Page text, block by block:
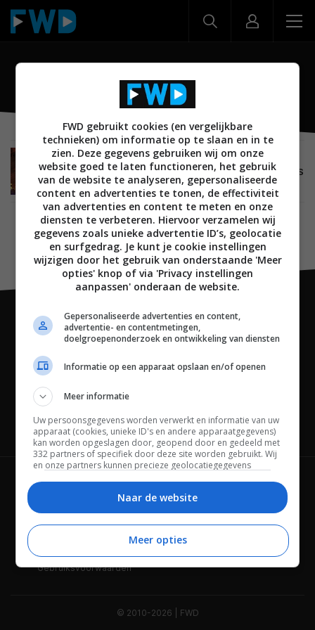
Shadowrun: Dragonfall
MOBILE 09 DECEMBER 2014
Shadowrun: Dragonfall nu uit voor Android en iOS
Channels
Wie is FWD Privacybeleid
Adverteren Contact
Gebruiksvoorwaarden
© 2010-2026 | FWD
FWD gebruikt cookies (en vergelijkbare
technieken) om informatie op te slaan en in te
zien. Deze gegevens gebruiken wij om onze
website goed te laten functioneren, het gebruik
van de website te analyseren, gepersonaliseerde
content en advertenties te tonen, de effectiviteit
van advertenties en content te meten en onze
diensten te verbeteren. Hiervoor verzamelen wij
gegevens zoals unieke advertentie ID’s, geolocatie
en surfgedrag. Je kunt je cookie instellingen
wijzigen door het gebruik van onderstaande 'Meer
opties' knop of via 'Privacy instellingen
aanpassen' onderaan de website.
Gepersonaliseerde advertenties en content,
advertentie- en contentmetingen,
doelgroepenonderzoek en ontwikkeling van diensten
Informatie op een apparaat opslaan en/of openen
Meer informatie
Uw persoonsgegevens worden verwerkt en informatie van uw
apparaat (cookies, unieke ID's en andere apparaatgegevens)
kan worden opgeslagen door, geopend door en gedeeld met
332 partners of specifiek door deze site worden gebruikt. Wij
en onze partners kunnen precieze geolocatiegegevens
Bepaalde leveranciers kunnen uw persoonsgegevens
beheren. Zoek onderaan deze pagina of in het sitemenu naar
een link om uw toestemming te beheren of in te trekken via de
privacy- en cookie-instellingen.
Naar de website
Meer opties